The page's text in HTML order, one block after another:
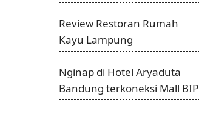
Review Restoran Rumah
Kayu Lampung
Nginap di Hotel Aryaduta
Bandung terkoneksi Mall BIP